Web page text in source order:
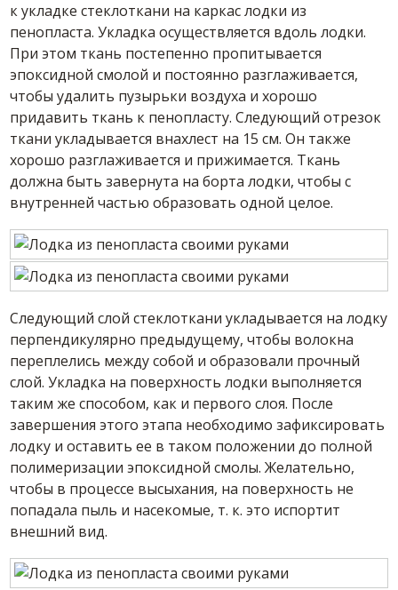
к укладке стеклоткани на каркас лодки из
пенопласта. Укладка осуществляется вдоль лодки.
При этом ткань постепенно пропитывается
эпоксидной смолой и постоянно разглаживается,
чтобы удалить пузырьки воздуха и хорошо
придавить ткань к пенопласту. Следующий отрезок
ткани укладывается внахлест на 15 см. Он также
хорошо разглаживается и прижимается. Ткань
должна быть завернута на борта лодки, чтобы с
внутренней частью образовать одной целое.
Следующий слой стеклоткани укладывается на лодку
перпендикулярно предыдущему, чтобы волокна
переплелись между собой и образовали прочный
слой. Укладка на поверхность лодки выполняется
таким же способом, как и первого слоя. После
завершения этого этапа необходимо зафиксировать
лодку и оставить ее в таком положении до полной
полимеризации эпоксидной смолы. Желательно,
чтобы в процессе высыхания, на поверхность не
попадала пыль и насекомые, т. к. это испортит
внешний вид.